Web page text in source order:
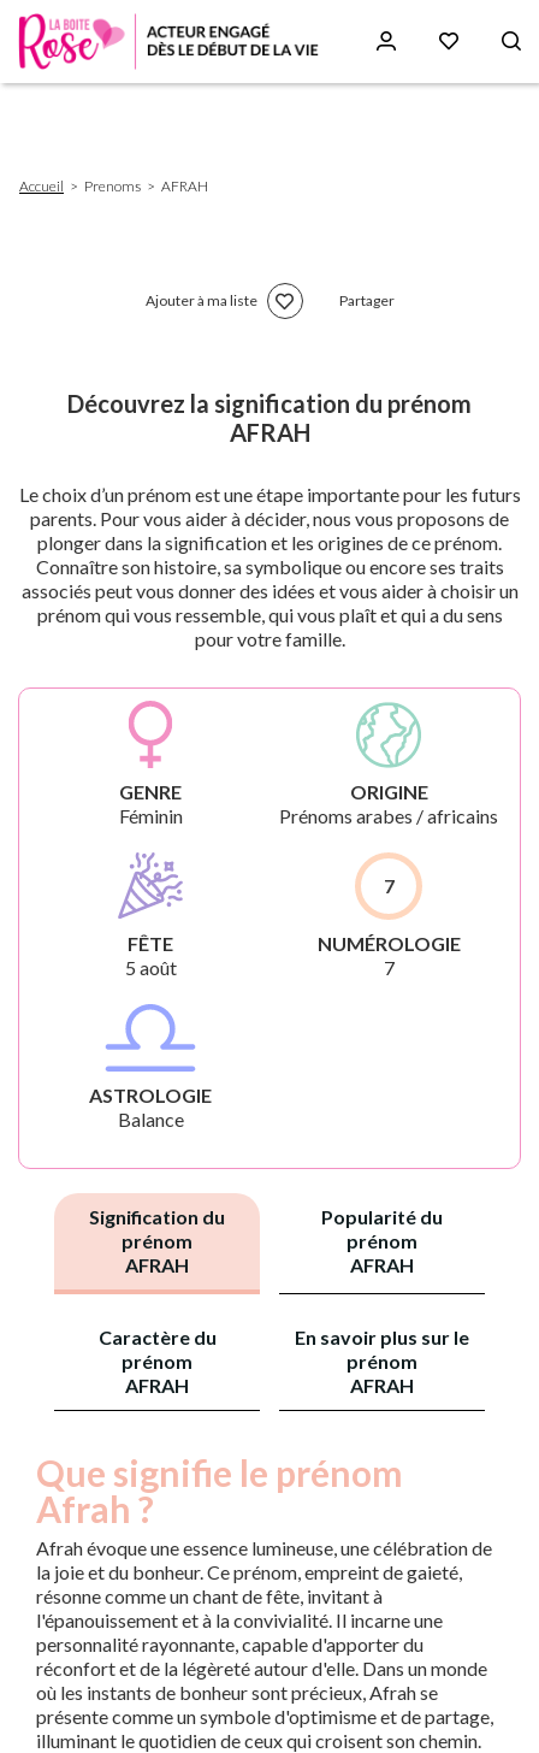
d'Ariane
Accueil Prenoms AFRAH
Ajouter à ma liste Partager
Découvrez la signification du prénom
AFRAH
Le choix d’un prénom est une étape importante pour les futurs
parents. Pour vous aider à décider, nous vous proposons de
plonger dans la signification et les origines de ce prénom.
Connaître son histoire, sa symbolique ou encore ses traits
associés peut vous donner des idées et vous aider à choisir un
prénom qui vous ressemble, qui vous plaît et qui a du sens
pour votre famille.
GENRE
Féminin
ORIGINE
Prénoms arabes / africains
FÊTE
5 août
7
NUMÉROLOGIE
7
ASTROLOGIE
Balance
Signification du
prénom
AFRAH
Popularité du
prénom
AFRAH
Caractère du
prénom
AFRAH
En savoir plus sur le
prénom
AFRAH
Que signifie le prénom
Afrah ?
Afrah évoque une essence lumineuse, une célébration de
la joie et du bonheur. Ce prénom, empreint de gaieté,
résonne comme un chant de fête, invitant à
l'épanouissement et à la convivialité. Il incarne une
personnalité rayonnante, capable d'apporter du
réconfort et de la légèreté autour d'elle. Dans un monde
où les instants de bonheur sont précieux, Afrah se
présente comme un symbole d'optimisme et de partage,
illuminant le quotidien de ceux qui croisent son chemin.